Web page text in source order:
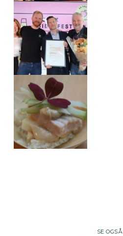
SE OGSÅ